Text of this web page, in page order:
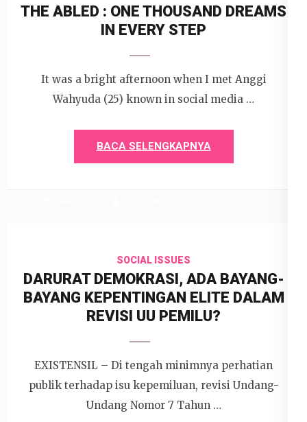
THE ABLED : ONE THOUSAND DREAMS
IN EVERY STEP
It was a bright afternoon when I met Anggi
Wahyuda (25) known in social media …
BACA SELENGKAPNYA
SOCIAL ISSUES
DARURAT DEMOKRASI, ADA BAYANG-
BAYANG KEPENTINGAN ELITE DALAM
REVISI UU PEMILU?
EXISTENSIL – Di tengah minimnya perhatian
publik terhadap isu kepemiluan, revisi Undang-
Undang Nomor 7 Tahun …